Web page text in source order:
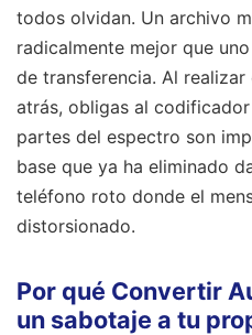
todos olvidan. Un archivo
radicalmente mejor que
de transferencia. Al
atrás, obligas al
partes del espectro son
base que ya ha eliminado
teléfono roto donde el
distorsionado.
Por qué Convertir
un sabotaje a tu